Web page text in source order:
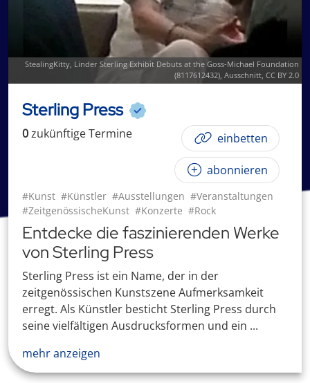
StealingKitty, Linder Sterling Exhibit Debuts at the Goss-Michael Foundation
(8117612432), Ausschnitt, CC BY 2.0
Sterling Press
0zukünftigeTermine einbetten
abonnieren
#Kunst #Künstler #Ausstellungen #Veranstaltungen
#ZeitgenössischeKunst #Konzerte #Rock
Entdecke die faszinierenden Werke
von Sterling Press
Sterling Press ist ein Name, der in der
zeitgenössischen Kunstszene Aufmerksamkeit
erregt. Als Künstler besticht Sterling Press durch
seine vielfältigen Ausdrucksformen und ein ...
mehr anzeigen